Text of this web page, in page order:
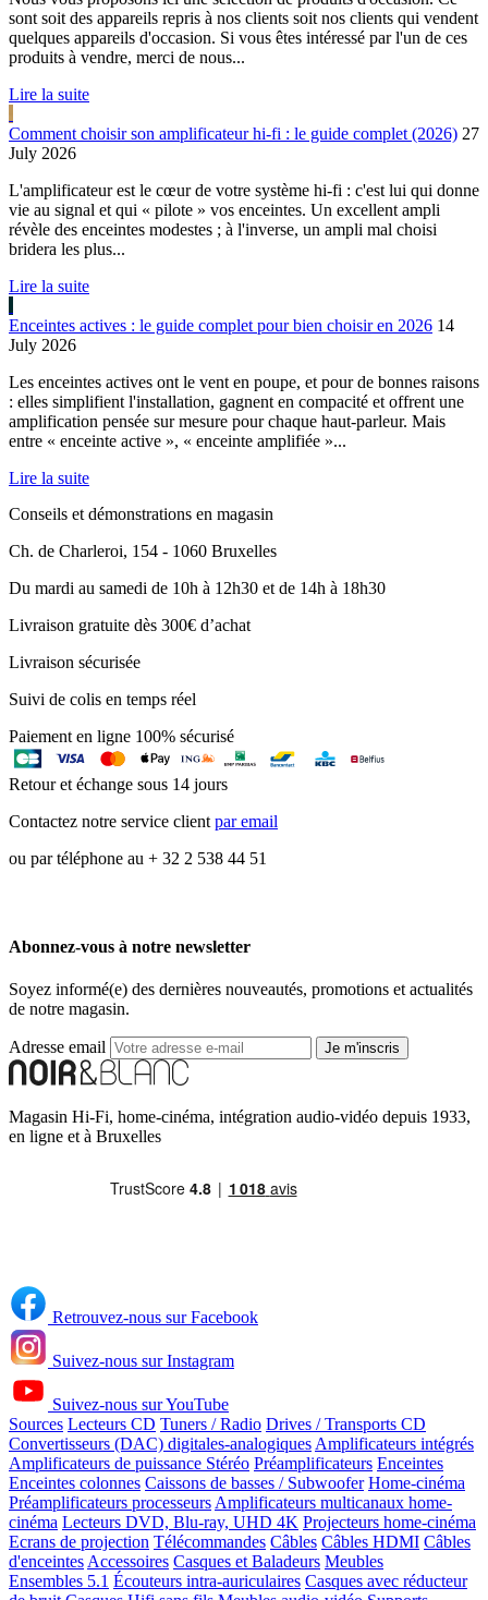
sont soit des appareils repris à nos clients soit nos clients qui vendent
quelques appareils d'occasion. Si vous êtes intéressé par l'un de ces
produits à vendre, merci de nous...
Lire la suite
Comment choisir son amplificateur hi-fi : le guide complet (2026) 27
July 2026
L'amplificateur est le cœur de votre système hi-fi : c'est lui qui donne
vie au signal et qui « pilote » vos enceintes. Un excellent ampli
révèle des enceintes modestes ; à l'inverse, un ampli mal choisi
bridera les plus...
Lire la suite
Enceintes actives : le guide complet pour bien choisir en 2026 14
July 2026
Les enceintes actives ont le vent en poupe, et pour de bonnes raisons
: elles simplifient l'installation, gagnent en compacité et offrent une
amplification pensée sur mesure pour chaque haut-parleur. Mais
entre « enceinte active », « enceinte amplifiée »...
Lire la suite
Conseils et démonstrations en magasin
Ch. de Charleroi, 154 - 1060 Bruxelles
Du mardi au samedi de 10h à 12h30 et de 14h à 18h30
Livraison gratuite dès 300€ d’achat
Livraison sécurisée
Suivi de colis en temps réel
Paiement en ligne 100% sécurisé
Retour et échange sous 14 jours
Contactez notre service clientpar email
ou par téléphone au + 32 2 538 44 51
Abonnez-vous à notre newsletter
Soyez informé(e) des dernières nouveautés, promotions et actualités
de notre magasin.
Adresse email Je m'inscris
Magasin Hi-Fi, home-cinéma, intégration audio-vidéo depuis 1933,
en ligne et à Bruxelles
Retrouvez-nous sur Facebook
Suivez-nous sur Instagram
Suivez-nous sur YouTube
Sources Lecteurs CD Tuners / Radio Drives / Transports CD
Convertisseurs (DAC) digitales-analogiques Amplificateurs intégrés
Amplificateurs de puissance Stéréo Préamplificateurs Enceintes
Enceintes colonnes Caissons de basses / Subwoofer Home-cinéma
Préamplificateurs processeurs Amplificateurs multicanaux home-
cinéma Lecteurs DVD, Blu-ray, UHD 4K Projecteurs home-cinéma
Ecrans de projection Télécommandes Câbles Câbles HDMI Câbles
d'enceintes Accessoires Casques et Baladeurs Meubles
Ensembles 5.1 Écouteurs intra-auriculaires Casques avec réducteur